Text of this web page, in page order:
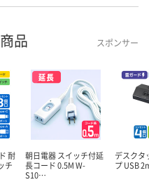
品 スポンサー
耐
チ
朝日電器 スイッチ付延
長コード 0.5M W-
S10…
デスクタ
プ USB